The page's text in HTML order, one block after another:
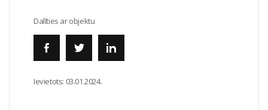
Dalīties ar objektu
Ievietots: 03.01.2024.